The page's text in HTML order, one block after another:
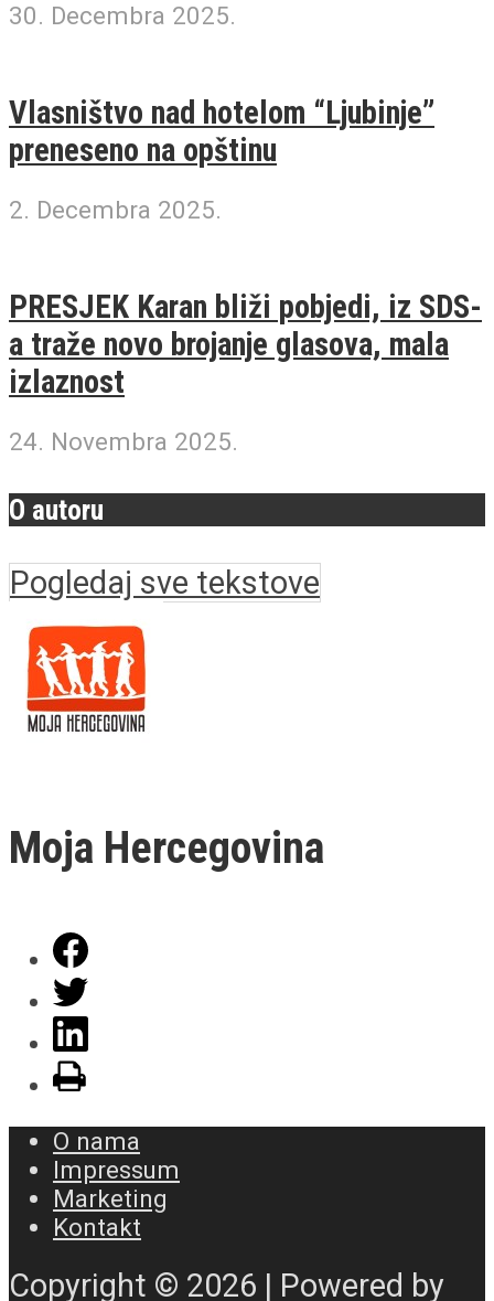
30. Decembra 2025.
Vlasništvo nad hotelom “Ljubinje”
preneseno na opštinu
2. Decembra 2025.
PRESJEK Karan bliži pobjedi, iz SDS-
a traže novo brojanje glasova, mala
izlaznost
24. Novembra 2025.
O autoru
Pogledaj sve tekstove
Moja Hercegovina
O nama
Impressum
Marketing
Kontakt
Copyright © 2026 | Powered by